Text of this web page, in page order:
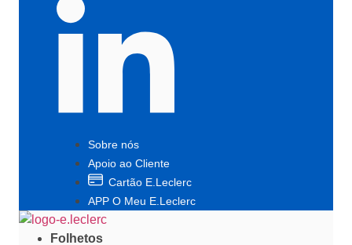
Sobre nós
Apoio ao Cliente
Cartão E.Leclerc
APP O Meu E.Leclerc
Folhetos